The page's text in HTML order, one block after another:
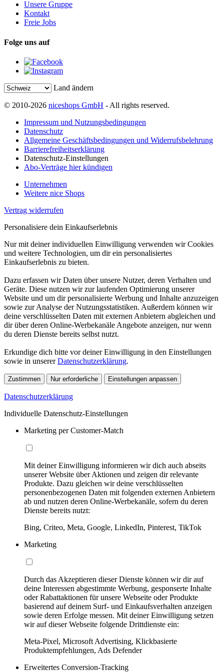
Unsere Gruppe
Kontakt
Freie Jobs
Folge uns auf
Land ändern
© 2010-2026 niceshops GmbH - All rights reserved.
Impressum und Nutzungsbedingungen
Datenschutz
Allgemeine Geschäftsbedingungen und Widerrufsbelehrung
Barrierefreiheitserklärung
Datenschutz-Einstellungen
Abo-Verträge hier kündigen
Unternehmen
Weitere nice Shops
Vertrag widerrufen
Personalisiere dein Einkaufserlebnis
Nur mit deiner individuellen Einwilligung verwenden wir Cookies
und weitere Technologien, um dir ein personalisiertes
Einkaufserlebnis zu bieten.
Dazu erfassen wir Daten über unsere Nutzer, deren Verhalten und
Geräte. Diese nutzen wir zur laufenden Optimierung unserer
Website und um dir personalisierte Werbung und Inhalte anzuzeigen
sowie zur Analyse der Nutzungsstatistiken. Außerdem können wir
deine verschlüsselten Daten mit externen Anbietern abgleichen und
dir über deren Online-Werbekanäle Angebote anzeigen, nur wenn
du deren Dienste bereits selbst nutzt.
Erkundige dich bitte vor deiner Einwilligung in den Einstellungen
sowie in unsererDatenschutzerklärung.
Zustimmen Nur erforderliche Einstellungen anpassen
Datenschutzerklärung
Individuelle Datenschutz-Einstellungen
Marketing per Customer-Match
Mit deiner Einwilligung informieren wir dich auch abseits
unserer Website über Aktionen und zeigen dir relevante
Produkte. Dazu gleichen wir deine verschlüsselten
personenbezogenen Daten mit folgenden externen Anbietern
ab und nutzen deren Online-Werbekanäle, sofern du deren
Dienste bereits nutzt:
Bing, Criteo, Meta, Google, LinkedIn, Pinterest, TikTok
Marketing
Durch das Akzeptieren dieser Dienste können wir dir auf
deine Interessen abgestimmte Werbung, gesponserte Inhalte
oder Rabattaktionen für unsere Webseite oder Produkte
basierend auf deinem Surf- und Einkaufsverhalten anzeigen
sowie deren Erfolge messen. Mit deiner Einwilligung setzen
wir auf dieser Webseite folgende Drittdienste ein:
Meta-Pixel, Microsoft Advertising, Klickbasierte
Produktempfehlungen, Ads Defender
Erweitertes Conversion-Tracking